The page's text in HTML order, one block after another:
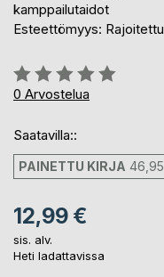
kamppailutaidot
Esteettömyys:
Arvostelu::
0%
0 Arvostelua
Saatavilla::
PAINETTU KIRJA
12,99 €
sis. alv.
Heti ladattavissa